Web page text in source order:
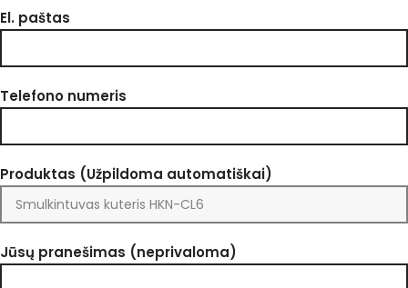
El. paštas
Telefono numeris
Produktas (Užpildoma automatiškai)
Jūsų pranešimas (neprivaloma)